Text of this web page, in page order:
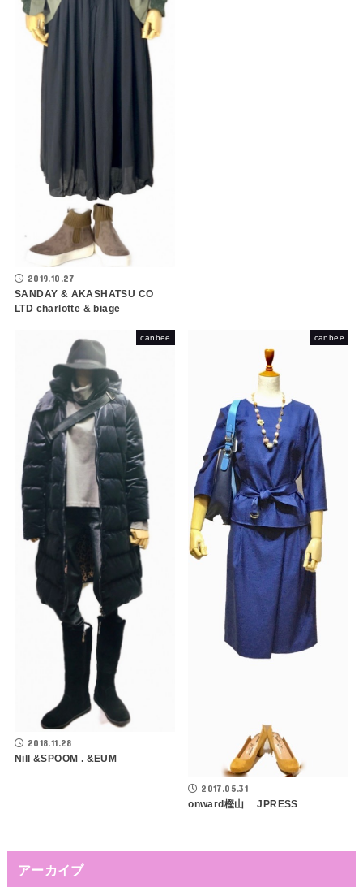
2019.10.27
SANDAY & AKASHATSU CO
LTD charlotte & biage
canbee
2018.11.28
Nill &SPOOM . &EUM
canbee
2017.05.31
onward樫山 JPRESS
アーカイブ